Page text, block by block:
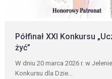
Półfinał XXI Konkursu
żyć”
W dniu 20 marca 2026 r. w
Konkursu dla Dzie...